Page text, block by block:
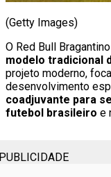
(Getty Images)
O Red Bull
modelo tradicional
projeto moderno,
desenvolvimento
coadjuvante para
futebol brasileiro e